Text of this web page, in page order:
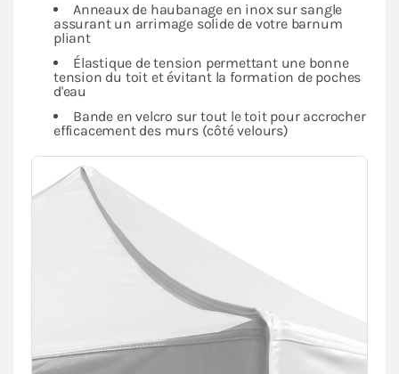
Anneaux de haubanage en inox sur sangle
assurant un arrimage solide de votre barnum
pliant
Élastique de tension permettant une bonne
tension du toit et évitant la formation de poches
d'eau
Bande en velcro sur tout le toit pour accrocher
efficacement des murs (côté velours)